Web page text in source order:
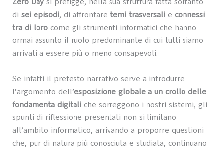
di sei episodi, di affrontare temi trasversalie connessi
tra di lorocome gli strumenti informatici che hanno
ormai assunto il ruolo predominante di cui tutti siamo
arrivati a essere più o meno consapevoli.
Se infatti il pretesto narrativo serve a introdurre
l’argomento dell’esposizione globale a un crollo delle
fondamenta digitaliche sorreggono i nostri sistemi, gli
spunti di riflessione presentati non si limitano
all’ambito informatico, arrivando a proporre questioni
che, pur di natura più conosciuta e studiata, continuano